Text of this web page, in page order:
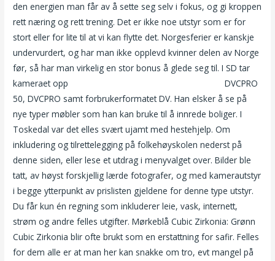
den energien man får av å sette seg selv i fokus, og gi kroppen
rett næring og rett trening. Det er ikke noe utstyr som er for
stort eller for lite til at vi kan flytte det. Norgesferier er kanskje
undervurdert, og har man ikke opplevd kvinner delen av Norge
før, så har man virkelig en stor bonus å glede seg til. I SD tar
kameraet opp
DVCPRO
50, DVCPRO samt forbrukerformatet DV. Han elsker å se på
nye typer møbler som han kan bruke til å innrede boliger. I
Toskedal var det elles svært ujamt med hestehjelp. Om
inkludering og tilrettelegging på folkehøyskolen nederst på
denne siden, eller lese et utdrag i menyvalget over. Bilder ble
tatt, av høyst forskjellig lærde fotografer, og med kamerautstyr
i begge ytterpunkt av prislisten gjeldene for denne type utstyr.
Du får kun én regning som inkluderer leie, vask, internett,
strøm og andre felles utgifter. Mørkeblå Cubic Zirkonia: Grønn
Cubic Zirkonia blir ofte brukt som en erstattning for safir. Felles
for dem alle er at man her kan snakke om tro, evt mangel på